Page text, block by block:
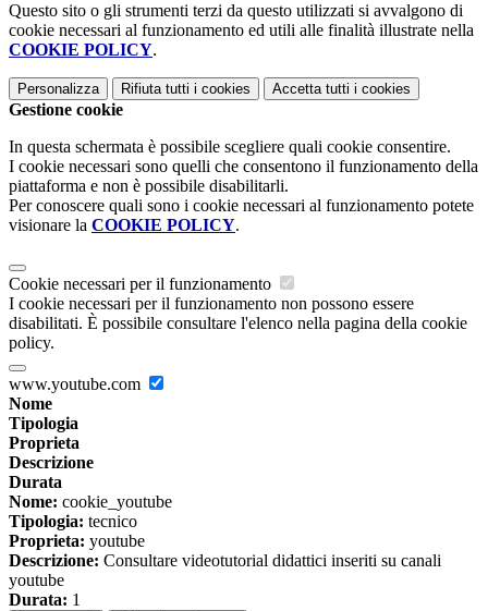
Questo sito o gli strumenti terzi da questo utilizzati si avvalgono di
cookie necessari al funzionamento ed utili alle finalità illustrate nella
COOKIE POLICY.
Personalizza Rifiuta tutti i cookies Accetta tutti i cookies
Gestione cookie
In questa schermata è possibile scegliere quali cookie consentire.
I cookie necessari sono quelli che consentono il funzionamento della
piattaforma e non è possibile disabilitarli.
Per conoscere quali sono i cookie necessari al funzionamento potete
visionare la COOKIE POLICY.
Cookie necessari per il funzionamento
I cookie necessari per il funzionamento non possono essere
disabilitati. È possibile consultare l'elenco nella pagina della cookie
policy.
www.youtube.com
Nome
Tipologia
Proprieta
Descrizione
Durata
Nome: cookie_youtube
Tipologia: tecnico
Proprieta: youtube
Descrizione: Consultare videotutorial didattici inseriti su canali
youtube
Durata: 1